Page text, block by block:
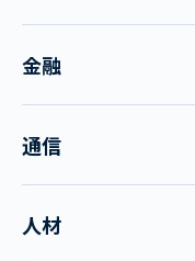
金融
通信
人材